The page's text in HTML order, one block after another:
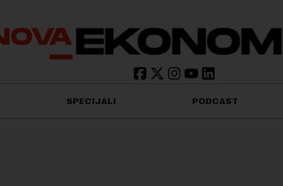
SPECIJALI PODCAST